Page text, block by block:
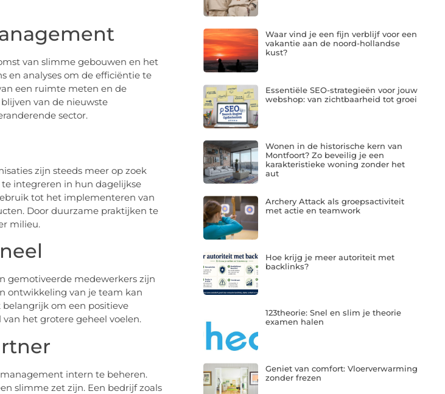
van slimme gebouwen en het
en analyses om de efficiëntie te
een ruimte meten en de
van de nieuwste
sector.
zijn steeds meer op zoek
integreren in hun dagelijkse
tot het implementeren van
Door duurzame praktijken te
milieu.
gemotiveerde medewerkers zijn
ontwikkeling van je team kan
om een positieve
het grotere geheel voelen.
intern te beheren.
slimme zet zijn. Een bedrijf zoals
Waar vind je een fijn verblijf voor een
vakantie aan de noord-hollandse
kust?
Essentiële SEO-strategieën voor jouw
webshop: van zichtbaarheid tot groei
Wonen in de historische kern van
Montfoort? Zo beveilig je een
karakteristieke woning zonder het
aut
Archery Attack als groepsactiviteit
met actie en teamwork
Hoe krijg je meer autoriteit met
backlinks?
123theorie: Snel en slim je theorie
examen halen
Geniet van comfort: Vloerverwarming
zonder frezen